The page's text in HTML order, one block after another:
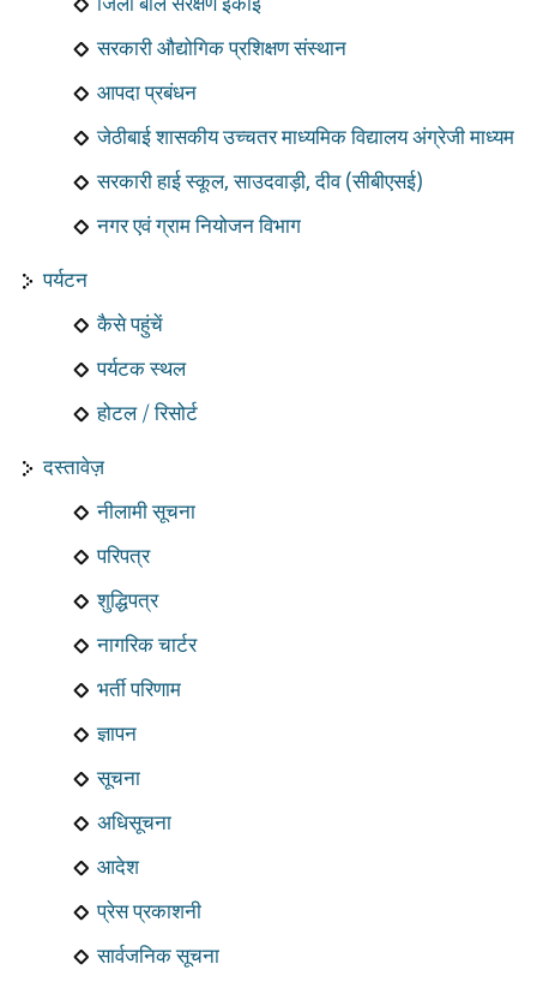
सरकारी औद्योगिक प्रशिक्षण संस्थान
आपदा प्रबंधन
जेठीबाई शासकीय उच्चतर माध्यमिक विद्यालय अंग्रेजी माध्यम
सरकारी हाई स्कूल, साउदवाड़ी, दीव (सीबीएसई)
नगर एवं ग्राम नियोजन विभाग
पर्यटन
कैसे पहुंचें
पर्यटक स्थल
होटल / रिसोर्ट
दस्तावेज़
नीलामी सूचना
परिपत्र
शुद्धिपत्र
नागरिक चार्टर
भर्ती परिणाम
ज्ञापन
सूचना
अधिसूचना
आदेश
प्रेस प्रकाशनी
सार्वजनिक सूचना